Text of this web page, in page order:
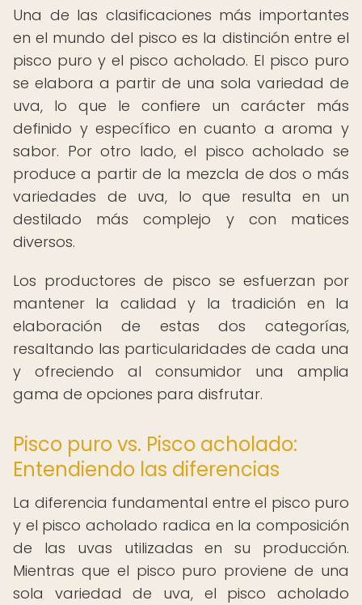
Una de las clasificaciones más importantes
en el mundo del pisco es la distinción entre el
pisco puro y el pisco acholado. El pisco puro
se elabora a partir de una sola variedad de
uva, lo que le confiere un carácter más
definido y específico en cuanto a aroma y
sabor. Por otro lado, el pisco acholado se
produce a partir de la mezcla de dos o más
variedades de uva, lo que resulta en un
destilado más complejo y con matices
diversos.
Los productores de pisco se esfuerzan por
mantener la calidad y la tradición en la
elaboración de estas dos categorías,
resaltando las particularidades de cada una
y ofreciendo al consumidor una amplia
gama de opciones para disfrutar.
Pisco puro vs. Pisco acholado:
Entendiendo las diferencias
La diferencia fundamental entre el pisco puro
y el pisco acholado radica en la composición
de las uvas utilizadas en su producción.
Mientras que el pisco puro proviene de una
sola variedad de uva, el pisco acholado